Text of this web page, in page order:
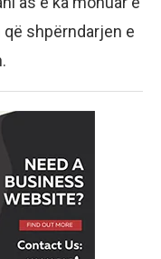
që shpërndarjen e